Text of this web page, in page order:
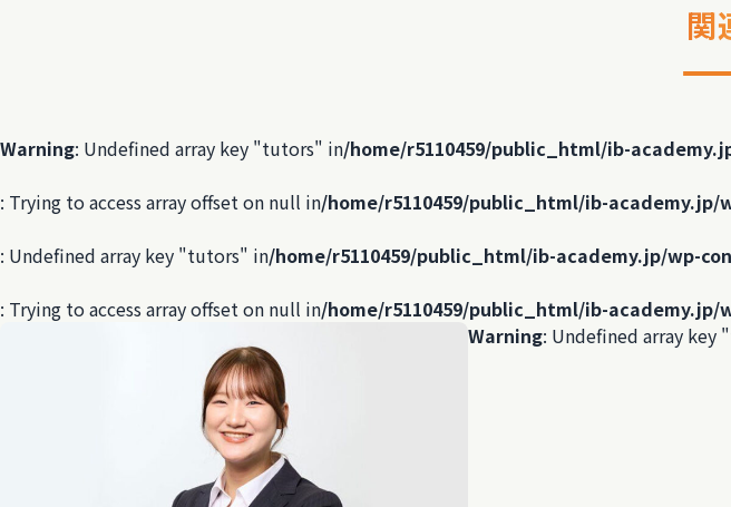
関
Warning: Undefined array key "tutors" in/home/r5110459/public_html/ib-
: Trying to access array offset on null in/home/r5110459/public_html/ib-
: Undefined array key "tutors" in/home/r5110459/public_html/ib-academy.jp/wp-
: Trying to access array offset on null in/home/r5110459/public_html/ib-
Warning: Undefined array key